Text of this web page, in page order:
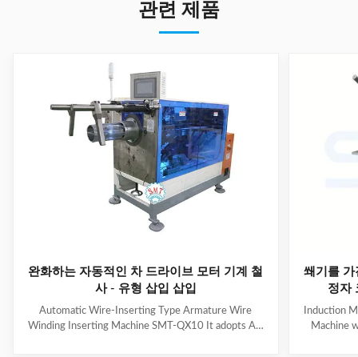
관련 제품
완화하는 자동적인 차 드라이브 모터 기계 철
사 - 유형 삽입 삽입
Automatic Wire-Inserting Type Armature Wire
Winding Inserting Machine SMT-QX10 It adopts AC
쐐기를 가
정자
Induction
Machine